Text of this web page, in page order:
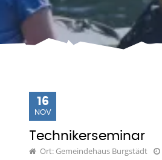
16
NOV
Technikerseminar
Ort: Gemeindehaus Burgstädt